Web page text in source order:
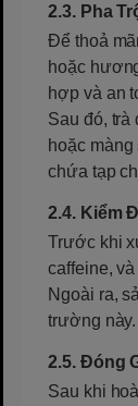
2.3. Pha
Để thoả
hoặc
hợp và an
Sau đó,
hoặc
chứa tạp
2.4. Kiểm
Trước khi
caffeine,
Ngoài ra,
trường này.
2.5. Đóng
Sau khi